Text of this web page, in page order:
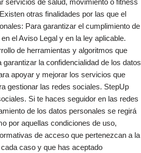
servicios de salud, movimiento o fitness
otras finalidades por las que el
Para garantizar el cumplimiento de
el Aviso Legal y en la ley aplicable.
de herramientas y algoritmos que
la confidencialidad de los datos
apoyar y mejorar los servicios que
gestionar las redes sociales. StepUp
Si te haces seguidor en las redes
de los datos personales se regirá
por aquellas condiciones de uso,
de acceso que pertenezcan a la
caso y que has aceptado